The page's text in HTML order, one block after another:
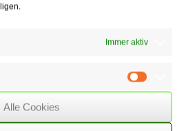
Immer aktiv
Alle Cookies
der einzelnen Regelungen werden wir